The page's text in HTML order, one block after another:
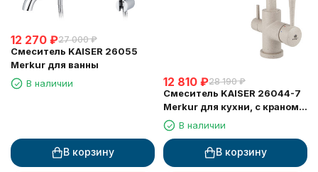
12 270 ₽27 000 ₽
Смеситель KAISER 26055
Merkur для ванны
В наличии
В корзину
12 810 ₽28 190 ₽
Смеситель KAISER 26044-7
Merkur для кухни, с краном
для питьевой воды,
бежевый мрамор
В наличии
В корзину